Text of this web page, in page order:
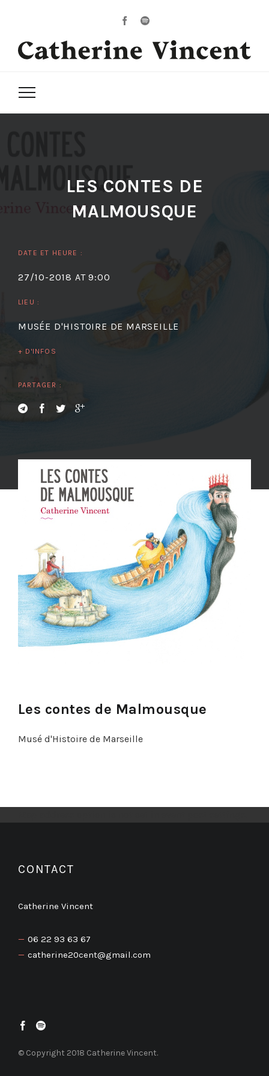
LES CONTES DE
MALMOUSQUE
DATE ET HEURE :
27/10-2018 AT 9:00
LIEU :
MUSÉE D'HISTOIRE DE MARSEILLE
+ D'INFOS
PARTAGER :
Les contes de Malmousque
Musé d'Histoire de Marseille
CONTACT
Catherine Vincent
06 22 93 63 67
catherine20cent@gmail.com
© Copyright 2018 Catherine Vincent.